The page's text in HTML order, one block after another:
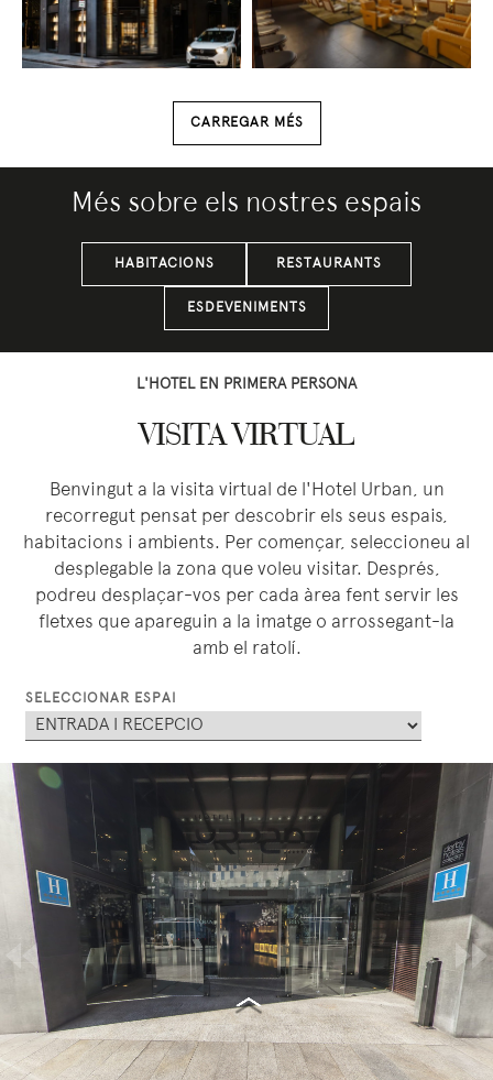
CARREGAR MÉS
Més sobre els nostres espais
HABITACIONS RESTAURANTS
ESDEVENIMENTS
L'HOTEL EN PRIMERA PERSONA
VISITA VIRTUAL
Benvingut a la visita virtual de l'Hotel Urban, un
recorregut pensat per descobrir els seus espais,
habitacions i ambients. Per començar, seleccioneu al
desplegable la zona que voleu visitar. Després,
podreu desplaçar-vos per cada àrea fent servir les
fletxes que apareguin a la imatge o arrossegant-la
amb el ratolí.
SELECCIONAR ESPAI